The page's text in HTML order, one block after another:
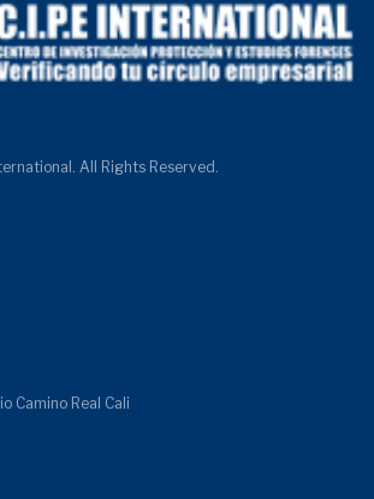
All Rights Reserved.
Camino Real Cali